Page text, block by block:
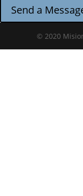
Send a
© 2020